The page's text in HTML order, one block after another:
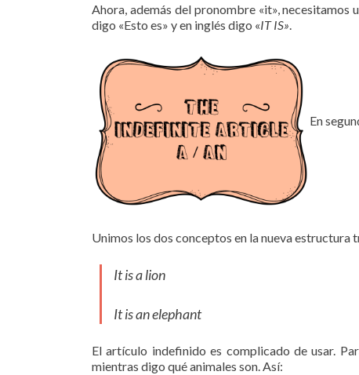
Ahora, además del pronombre «it», necesitamos
digo «Esto es» y en inglés digo «IT IS».
En
Unimos los dos conceptos en la nueva estructura
It is a lion
It is an elephant
El artículo indefinido es complicado de usar.
mientras digo qué animales son. Así: